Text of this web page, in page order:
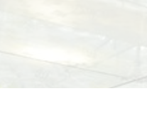
・駐車場管理会社